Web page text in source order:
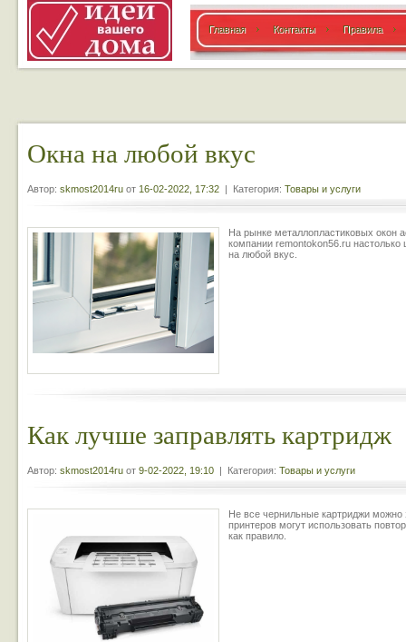
Главная Контакты Правила
Окна на любой вкус
Автор: skmost2014ru от 16-02-2022, 17:32 | Категория: Товары и услуги
На рынке металлопластиковых окон
компании remontokon56.ru
на любой вкус.
Как лучше заправлять картридж
Автор: skmost2014ru от 9-02-2022, 19:10 | Категория: Товары и услуги
Не все чернильные картриджи можно
принтеров могут использовать
как правило.